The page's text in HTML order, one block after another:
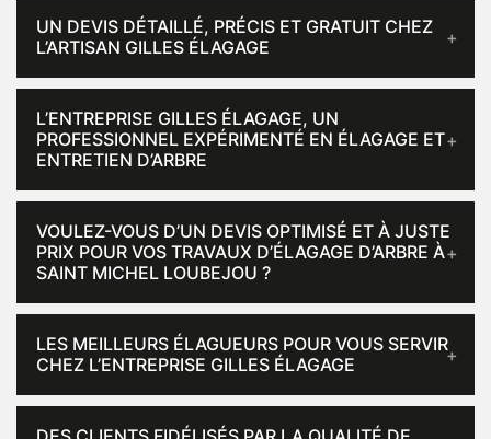
UN DEVIS DÉTAILLÉ, PRÉCIS ET GRATUIT CHEZ
L’ARTISAN GILLES ÉLAGAGE
L’ENTREPRISE GILLES ÉLAGAGE, UN
PROFESSIONNEL EXPÉRIMENTÉ EN ÉLAGAGE ET
ENTRETIEN D’ARBRE
VOULEZ-VOUS D’UN DEVIS OPTIMISÉ ET À JUSTE
PRIX POUR VOS TRAVAUX D’ÉLAGAGE D’ARBRE À
SAINT MICHEL LOUBEJOU ?
LES MEILLEURS ÉLAGUEURS POUR VOUS SERVIR
CHEZ L’ENTREPRISE GILLES ÉLAGAGE